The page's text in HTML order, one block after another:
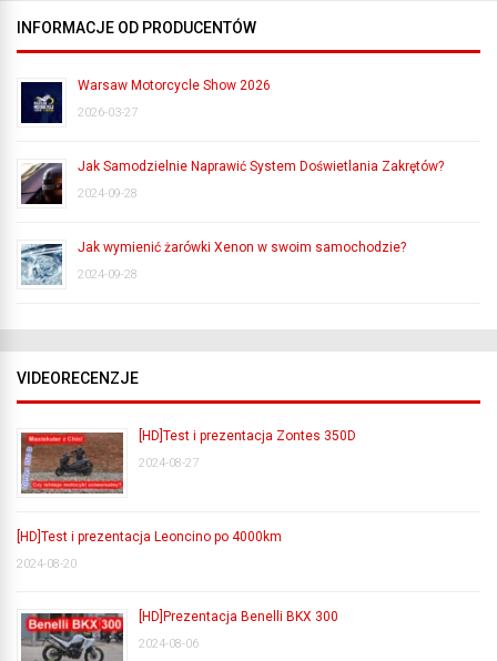
INFORMACJE OD PRODUCENTÓW
Warsaw Motorcycle Show 2026
2026-03-27
Jak Samodzielnie Naprawić System Doświetlania Zakrętów?
2024-09-28
Jak wymienić żarówki Xenon w swoim samochodzie?
2024-09-28
VIDEORECENZJE
[HD]Test i prezentacja Zontes 350D
2024-08-27
[HD]Test i prezentacja Leoncino po 4000km
2024-08-20
[HD]Prezentacja Benelli BKX 300
2024-08-06